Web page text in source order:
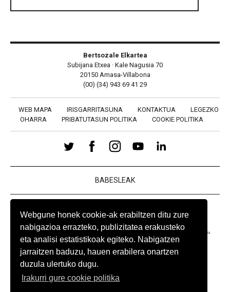
Webgune honek cookie-ak erabiltzen ditu zure
nabigazioa errazteko, publizitatea erakusteko
eta analisi estatistikoak egiteko. Nabigatzen
jarraitzen baduzu, hauen erabilera onartzen
duzula ulertuko dugu.
Irakurri gure cookie politika
Bertsozale Elkartea
Subijana Etxea · Kale Nagusia 70
20150 Amasa-Villabona
(00) (34) 943 69 41 29
WEB MAPA IRISGARRITASUNA KONTAKTUA
LEGEZKO
OHARRA
PRIBATUTASUN POLITIKA COOKIE POLITIKA
BABESLEAK